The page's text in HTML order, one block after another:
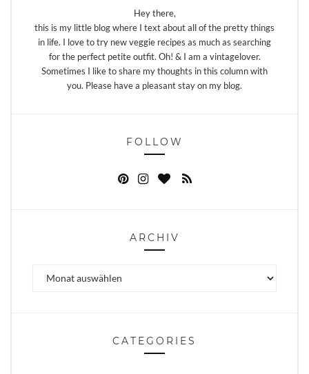
Hey there,
this is my little blog where I text about all of the pretty things
in life. I love to try new veggie recipes as much as searching
for the perfect petite outfit. Oh! & I am a vintagelover.
Sometimes I like to share my thoughts in this column with
you. Please have a pleasant stay on my blog.
FOLLOW
ARCHIV
CATEGORIES